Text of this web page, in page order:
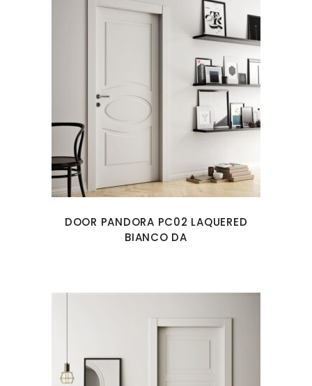
DOOR PANDORA PC02 LAQUERED
BIANCO DA